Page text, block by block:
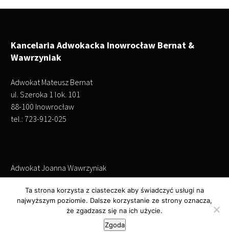
Kancelaria Adwokacka Inowrocław Bernat &
Wawrzyniak
Adwokat Mateusz Bernat
ul. Szeroka 1 lok. 101
88-100 Inowrocław
tel.: 723-912-025
Adwokat Joanna Wawrzyniak
ul. Szeroka 1 lok. 101
88-100 Inowrocław
tel.: 695-243-952
Ta strona korzysta z ciasteczek aby świadczyć usługi na
najwyższym poziomie. Dalsze korzystanie ze strony oznacza,
że zgadzasz się na ich użycie.
Zgoda